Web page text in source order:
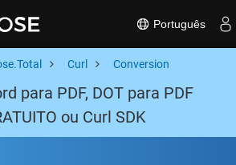
Português
Curl Conversion
para PDF, DOT para PDF
ou Curl SDK